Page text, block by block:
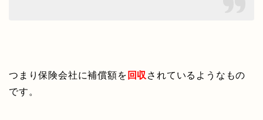
つまり保険会社に補償額を 回収 されているようなもの
です。